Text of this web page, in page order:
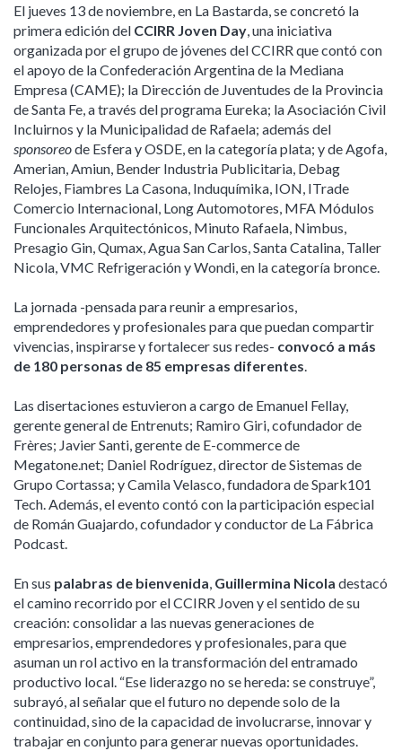
El jueves 13 de noviembre, en La Bastarda, se concretó la
primera edición del CCIRR Joven Day , una iniciativa
organizada por el grupo de jóvenes del CCIRR que contó con
el apoyo de la Confederación Argentina de la Mediana
Empresa (CAME); la Dirección de Juventudes de la Provincia
de Santa Fe, a través del programa Eureka; la Asociación Civil
Incluirnos y la Municipalidad de Rafaela; además del
sponsoreode Esfera y OSDE, en la categoría plata; y de Agofa,
Amerian, Amiun, Bender Industria Publicitaria, Debag
Relojes, Fiambres La Casona, Induquímika, ION, ITrade
Comercio Internacional, Long Automotores, MFA Módulos
Funcionales Arquitectónicos, Minuto Rafaela, Nimbus,
Presagio Gin, Qumax, Agua San Carlos, Santa Catalina, Taller
Nicola, VMC Refrigeración y Wondi, en la categoría bronce.
La jornada -pensada para reunir a empresarios,
emprendedores y profesionales para que puedan compartir
vivencias, inspirarse y fortalecer sus redes- convocó a más
de 180 personas de 85 empresas diferentes
Las disertaciones estuvieron a cargo de Emanuel Fellay,
gerente general de Entrenuts; Ramiro Giri, cofundador de
Frères; Javier Santi, gerente de E-commerce de
Megatone.net; Daniel Rodríguez, director de Sistemas de
Grupo Cortassa; y Camila Velasco, fundadora de Spark101
Tech. Además, el evento contó con la participación especial
de Román Guajardo, cofundador y conductor de La Fábrica
Podcast.
En sus palabras de bienvenida Guillermina Nicola destacó
el camino recorrido por el CCIRR Joven y el sentido de su
creación: consolidar a las nuevas generaciones de
empresarios, emprendedores y profesionales, para que
asuman un rol activo en la transformación del entramado
productivo local. “Ese liderazgo no se hereda: se construye”,
subrayó, al señalar que el futuro no depende solo de la
continuidad, sino de la capacidad de involucrarse, innovar y
trabajar en conjunto para generar nuevas oportunidades.